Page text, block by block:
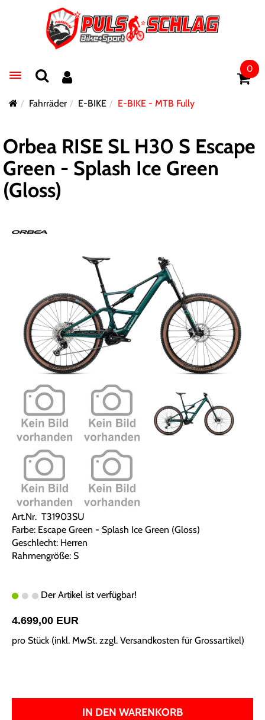
Toggle navigation
0
Fahrräder E-BIKE E-BIKE - MTB Fully
Orbea RISE SL H30 S Escape
Green - Splash Ice Green
(Gloss)
Art.Nr. T31903SU
Farbe: Escape Green - Splash Ice Green (Gloss)
Geschlecht: Herren
Rahmengröße: S
Der Artikel ist verfügbar!
4.699,00 EUR
pro Stück (inkl. MwSt. zzgl. Versandkosten für Grossartikel)
IN DEN WARENKORB